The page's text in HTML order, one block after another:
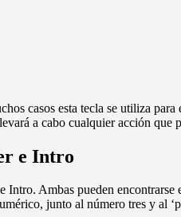
casos esta tecla se utiliza
a cabo cualquier acción que
e Intro
Intro. Ambas pueden
junto al número tres y al